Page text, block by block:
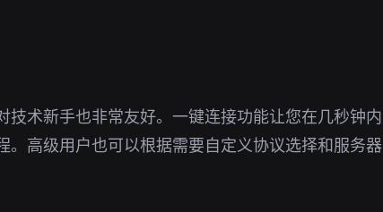
术新手也非常友好。一键连接功能让您在几秒钟内
高级用户也可以根据需要自定义协议选择和服务器